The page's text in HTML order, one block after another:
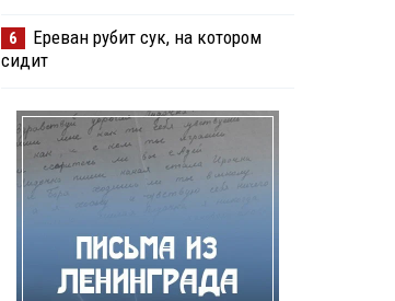
6
Ереван рубит сук, на котором
сидит